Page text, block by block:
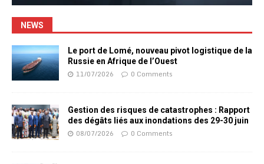
NEWS
Le port de Lomé, nouveau pivot logistique de la
Russie en Afrique de l’Ouest
11/07/2026 0 Comments
Gestion des risques de catastrophes : Rapport
des dégâts liés aux inondations des 29-30 juin
08/07/2026 0 Comments